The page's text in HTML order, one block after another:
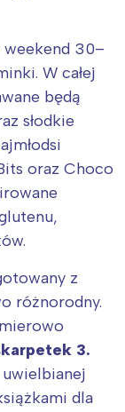
30–
W całej
będą
słodkie
oraz Choco
z
różnorodny.
3.
uwielbianej
dla